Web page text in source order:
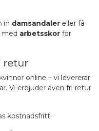
in damsandaler eller få
med arbetsskor för
retur
online – vi levererar
Vi erbjuder även fri retur
kostnadsfritt.